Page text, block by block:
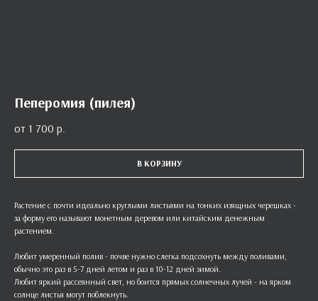
Пеперомия (пилея)
1 700 р.
В КОРЗИНУ
Растение с почти идеально круглыми листьями на тонких изящных черешках -
за форму его называют монетным деревом или китайским денежным
растением.
Любит умеренный полив - почве нужно слегка подсохнуть между поливами,
обычно это раз в 5-7 дней летом и раз в 10-12 дней зимой.
Любит яркий рассеянный свет, но боится прямых солнечных лучей - на ярком
солнце листья могут поблекнуть.